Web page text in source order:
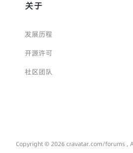
关于
发展历程
开源许可
社区团队
Copyright © 2026 cravatar.com/forums ,